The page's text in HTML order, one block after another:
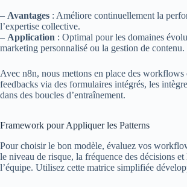
– Avantages : Améliore continuellement la
l’expertise collective.
– Application : Optimal pour les domaines
marketing personnalisé ou la gestion de contenu.
Avec n8n, nous mettons en place des workflows
feedbacks via des formulaires intégrés, les
dans des boucles d’entraînement.
Framework pour Appliquer les Patterns
Pour choisir le bon modèle, évaluez vos
le niveau de risque, la fréquence des décisions
l’équipe. Utilisez cette matrice simplifiée